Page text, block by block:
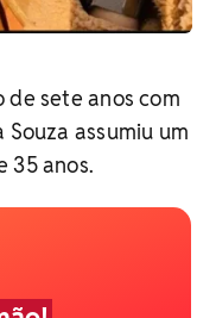
sete anos com
assumiu um
35 anos.